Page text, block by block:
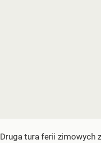
Druga tura ferii zimowych